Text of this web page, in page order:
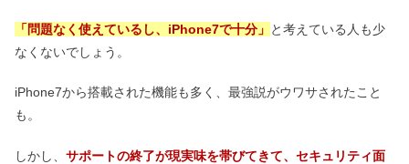
「問題なく使えているし、iPhone7で十分」 と考えている人も少
なくないでしょう。
iPhone7から搭載された機能も多く、最強説がウワサされたこと
も。
しかし、 サポートの終了が現実味を帯びてきて、セキュリティ面